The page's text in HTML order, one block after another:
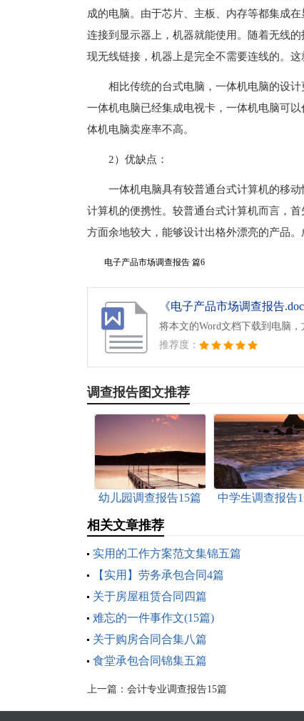
成的电脑。由于芯片、主板、内存等都集成
连接到显示器上，机器就能使用。随着无线
现无线链接，机器上是完全不需要连线的。
相比传统的台式电脑，一体机电脑的设
一体机电脑已经集成电视卡，一体机电脑可
体机电脑卖座率不高。
2）优缺点：
一体机电脑具有较普通台式计算机的移
计算机的便携性。较普通台式计算机而言，
方面余地较大，能够设计出格外漂亮的产品
电子产品市场调查报告 篇6
《电子产品市场调查报告.doc
将本文的Word文档下载到电脑
推荐度：
调查报告图文推荐
幼儿园调查报告15篇 中学生调查报告
相关文章推荐
实用的工作方案范文集锦五篇
【实用】劳务承包合同4篇
关于房屋租赁合同四篇
难忘的一件事作文(15篇)
关于购房合同合集八篇
食堂承包合同锦集五篇
上一篇： 会计专业调查报告15篇